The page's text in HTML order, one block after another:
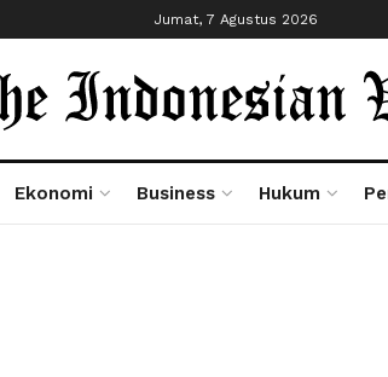
Jumat, 7 Agustus 2026
Ekonomi Business Hukum